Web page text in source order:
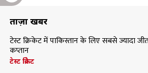
ताज़ा खबरें
टेस्ट क्रिकेट में पाकिस्तान के लिए सबसे ज्यादा
कप्तान
टेस्ट क्रिकेट